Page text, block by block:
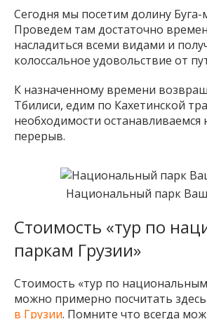
Сегодня мы посетим долину Буга-
Проведем там достаточно
насладиться всеми видами и
колоссальное удовольствие от
К назначенному времени
Тбилиси, едим по Кахетинской
необходимости останавливаемся
перерыв.
Национальный парк
Стоимость «тур по
паркам Грузии»
Стоимость «тур по
можно примерно посчитать
в Грузии. Помните что всегда